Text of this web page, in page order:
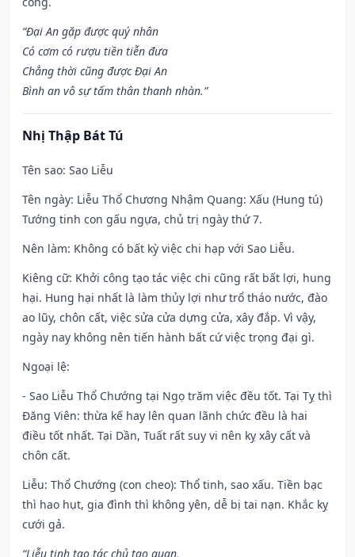
“Đại An gặp được quý nhân
Có cơm có rượu tiền tiễn đưa
Chẳng thời cũng được Đại An
Bình an vô sự tấm thân thanh nhàn.”
Nhị Thập Bát Tú
Tên sao: Sao Liễu
Tên ngày: Liễu Thổ Chương Nhậm Quang: Xấu (Hung tú)
Tướng tinh con gấu ngựa, chủ trị ngày thứ 7.
Nên làm: Không có bất kỳ việc chi hạp với Sao Liễu.
Kiêng cữ: Khởi công tạo tác việc chi cũng rất bất lợi, hung
hại. Hung hại nhất là làm thủy lợi như trổ tháo nước, đào
ao lũy, chôn cất, việc sửa cửa dựng cửa, xây đắp. Vì vậy,
ngày nay không nên tiến hành bất cứ việc trọng đại gì.
Ngoại lệ:
- Sao Liễu Thổ Chướng tại Ngọ trăm việc đều tốt. Tại Tỵ thì
Đăng Viên: thừa kế hay lên quan lãnh chức đều là hai
điều tốt nhất. Tại Dần, Tuất rất suy vi nên kỵ xây cất và
chôn cất.
Liễu: Thổ Chướng (con cheo): Thổ tinh, sao xấu. Tiền bạc
thì hao hụt, gia đình thì không yên, dễ bị tai nạn. Khắc kỵ
cưới gả.
“Liễu tinh tạo tác chủ tao quan,